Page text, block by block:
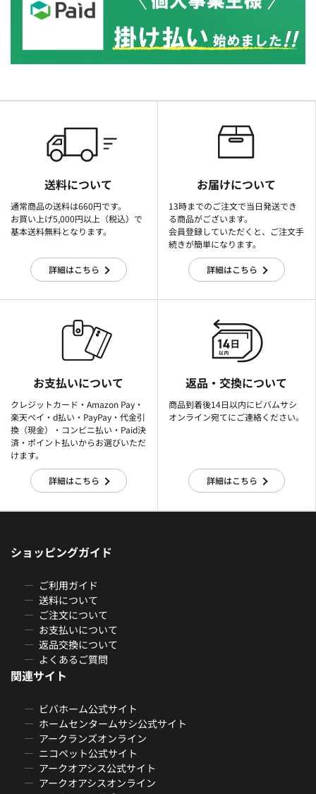
送料について
通常商品の送料は660円です。
お買い上げ5,000円以上（税込）で
基本送料無料となります。
詳細はこちら
お届けについて
13時までのご注文で当日発送でき
る商品がございます。
会員登録していただくと、ご注文手
続きが簡単になります。
詳細はこちら
お支払いについて
クレジットカード・Amazon Pay・
楽天ぺイ・d払い・PayPay・代金引
換（現金）・コンビニ払い・Paid決
済・ポイント払いからお選びいただ
けます。
詳細はこちら
返品・交換について
商品到着後14日以内にビバムサシ
オンライン宛てにご連絡ください。
詳細はこちら
ショッピングガイド
ご利用ガイド
送料について
ご注文について
お支払いについて
返品交換について
よくあるご質問
関連サイト
ビバホーム公式サイト
ホームセンタームサシ公式サイト
アークランズオンライン
ニコペット公式サイト
アークオアシス公式サイト
アークオアシスオンライン